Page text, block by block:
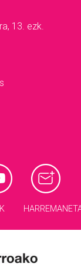
13. ezk.